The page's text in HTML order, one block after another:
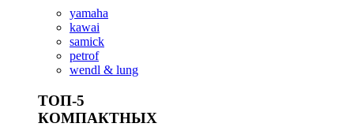
yamaha
kawai
samick
petrof
wendl & lung
ТОП-5
КОМПАКТНЫХ